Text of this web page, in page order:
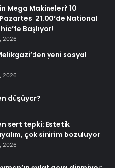
Mega Makineleri’ 10
21.00’de National
Başlıyor!
2026
yeni sosyal
2026
düşüyor?
sert tepki: Estetik
çok sinirim bozuluyor
2026